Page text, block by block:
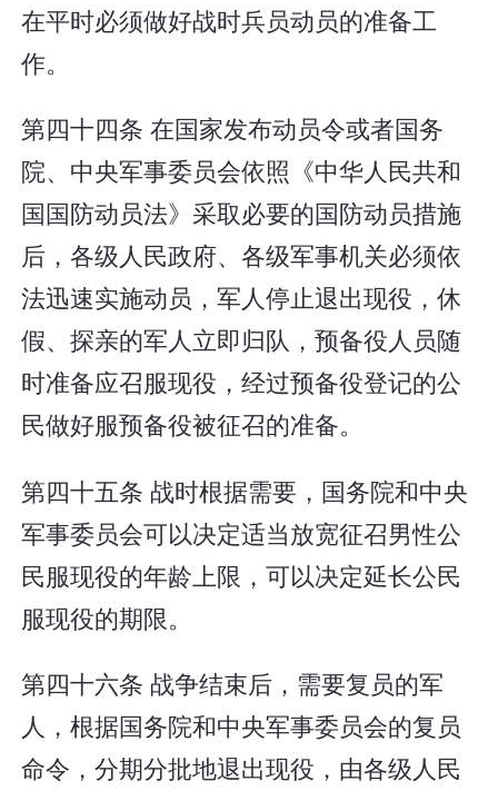
在平时必须做好战时兵员动员的准备工
作。
第四十四条 在国家发布动员令或者国务
院、中央军事委员会依照《中华人民共和
国国防动员法》采取必要的国防动员措施
后，各级人民政府、各级军事机关必须依
法迅速实施动员，军人停止退出现役，休
假、探亲的军人立即归队，预备役人员随
时准备应召服现役，经过预备役登记的公
民做好服预备役被征召的准备。
第四十五条 战时根据需要，国务院和中央
军事委员会可以决定适当放宽征召男性公
民服现役的年龄上限，可以决定延长公民
服现役的期限。
第四十六条 战争结束后，需要复员的军
人，根据国务院和中央军事委员会的复员
命令，分期分批地退出现役，由各级人民